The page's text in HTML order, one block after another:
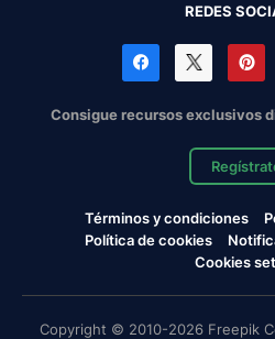
REDES
Consigue recursos exclusivos
Términos y condiciones
Política de cookies
Cookies
Copyright © 2010-2026 Freepik